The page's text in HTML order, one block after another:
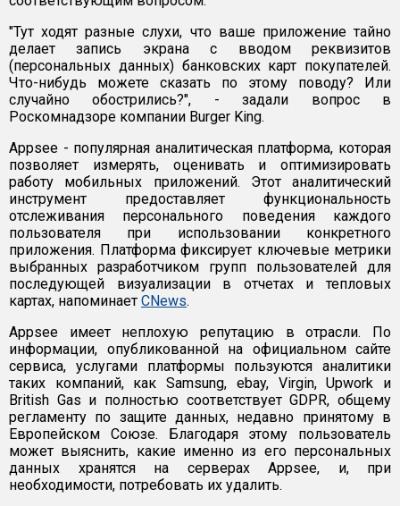
"Тут ходят разные слухи, что ваше приложение тайно
делает запись экрана с вводом реквизитов
(персональных данных) банковских карт покупателей.
Что-нибудь можете сказать по этому поводу? Или
случайно обострились?", - задали вопрос в
Роскомнадзоре компании Burger King.
Appsee - популярная аналитическая платформа, которая
позволяет измерять, оценивать и оптимизировать
работу мобильных приложений. Этот аналитический
инструмент предоставляет функциональность
отслеживания персонального поведения каждого
пользователя при использовании конкретного
приложения. Платформа фиксирует ключевые метрики
выбранных разработчиком групп пользователей для
последующей визуализации в отчетах и тепловых
картах, напоминает CNews.
Appsee имеет неплохую репутацию в отрасли. По
информации, опубликованной на официальном сайте
сервиса, услугами платформы пользуются аналитики
таких компаний, как Samsung, ebay, Virgin, Upwork и
British Gas и полностью соответствует GDPR, общему
регламенту по защите данных, недавно принятому в
Европейском Союзе. Благодаря этому пользователь
может выяснить, какие именно из его персональных
данных хранятся на серверах Appsee, и, при
необходимости, потребовать их удалить.